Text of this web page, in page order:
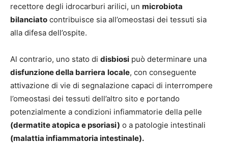
recettore degli idrocarburi arilici, un microbiota
bilanciato contribuisce sia all’omeostasi dei tessuti sia
alla difesa dell’ospite.
Al contrario, uno stato di disbiosi può determinare una
disfunzione della barriera locale, con conseguente
attivazione di vie di segnalazione capaci di interrompere
l’omeostasi dei tessuti dell’altro sito e portando
potenzialmente a condizioni infiammatorie della pelle
(dermatite atopica e psoriasi) o a patologie intestinali
(malattia infiammatoria intestinale).